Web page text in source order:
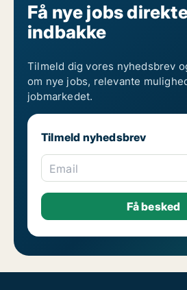
Få nye jobs
indbakke
Tilmeld dig vores nyhedsbrev
om nye jobs, relevante
jobmarkedet.
Tilmeld nyhedsbrev
Email